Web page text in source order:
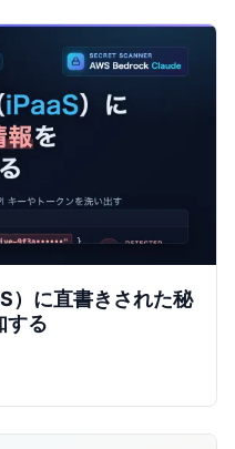
）に直書きされた秘
する